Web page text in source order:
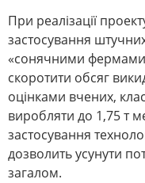
При реалізації
застосування
«сонячними
скоротити обсяг
оцінками вчених,
виробляти до 1,75 т
застосування
дозволить усунути
загалом.